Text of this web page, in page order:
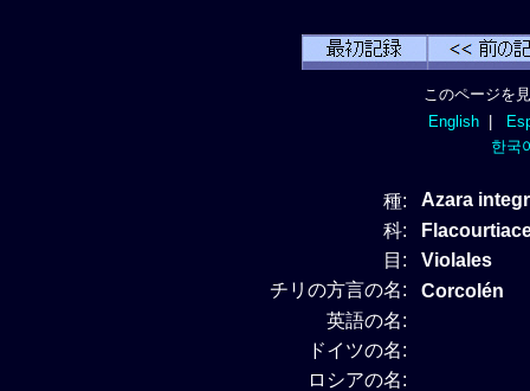
このページを
English|
한국
種:
Azara
科:
目:
Violales
チリの方言の名:
Corcolén
英語の名:
ドイツの名:
ロシアの名: